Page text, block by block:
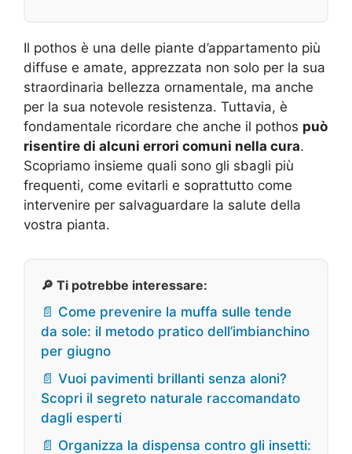
Il pothos è una delle piante d’appartamento più
diffuse e amate, apprezzata non solo per la sua
straordinaria bellezza ornamentale, ma anche
per la sua notevole resistenza. Tuttavia, è
fondamentale ricordare che anche il pothos può
risentire di alcuni errori comuni nella cura.
Scopriamo insieme quali sono gli sbagli più
frequenti, come evitarli e soprattutto come
intervenire per salvaguardare la salute della
vostra pianta.
🔎 Ti potrebbe interessare:
📄 Come prevenire la muffa sulle tende
da sole: il metodo pratico dell’imbianchino
per giugno
📄 Vuoi pavimenti brillanti senza aloni?
Scopri il segreto naturale raccomandato
dagli esperti
📄 Organizza la dispensa contro gli insetti: